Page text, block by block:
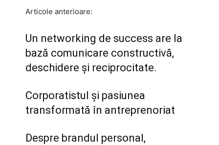
Articole anterioare:
Un networking de success are la
bază comunicare constructivă,
deschidere și reciprocitate.
Corporatistul și pasiunea
transformată în antreprenoriat
Despre brandul personal,